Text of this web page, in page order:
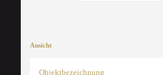
Ansicht
Objektbezeichnung